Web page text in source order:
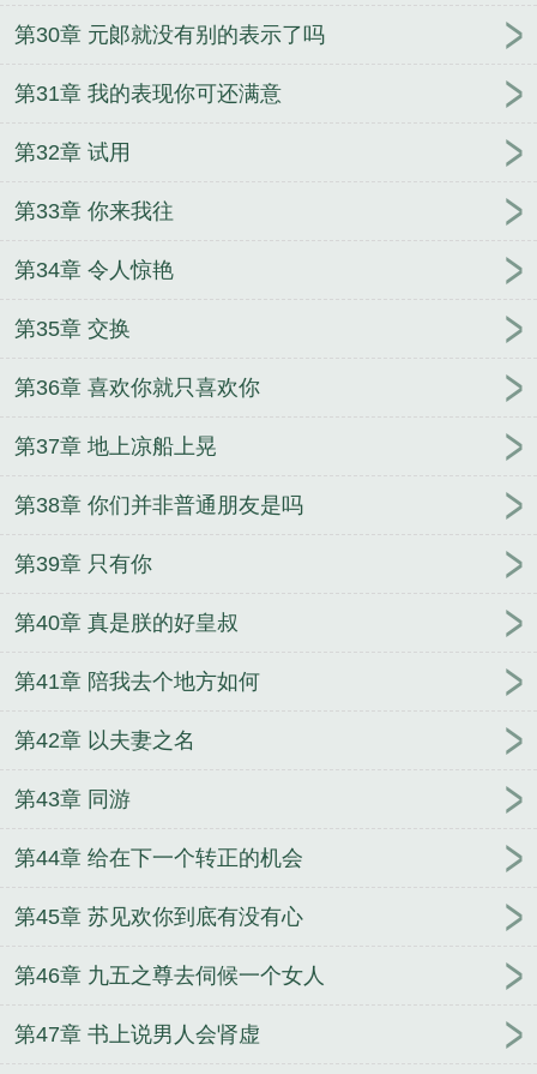
第30章 元郞就没有别的表示了吗
第31章 我的表现你可还满意
第32章 试用
第33章 你来我往
第34章 令人惊艳
第35章 交换
第36章 喜欢你就只喜欢你
第37章 地上凉船上晃
第38章 你们并非普通朋友是吗
第39章 只有你
第40章 真是朕的好皇叔
第41章 陪我去个地方如何
第42章 以夫妻之名
第43章 同游
第44章 给在下一个转正的机会
第45章 苏见欢你到底有没有心
第46章 九五之尊去伺候一个女人
第47章 书上说男人会肾虚